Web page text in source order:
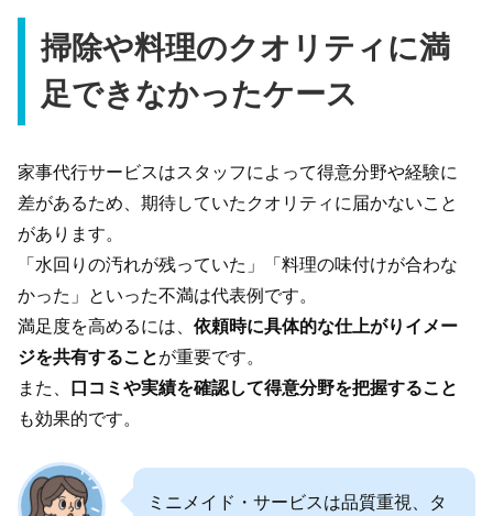
掃除や料理のクオリティに満
足できなかったケース
家事代行サービスはスタッフによって得意分野や経験に
差があるため、期待していたクオリティに届かないこと
があります。
「水回りの汚れが残っていた」「料理の味付けが合わな
かった」といった不満は代表例です。
満足度を高めるには、依頼時に具体的な仕上がりイメー
ジを共有することが重要です。
また、 口コミや実績を確認して得意分野を把握すること
も効果的です。
ミニメイド・サービスは品質重視、タ